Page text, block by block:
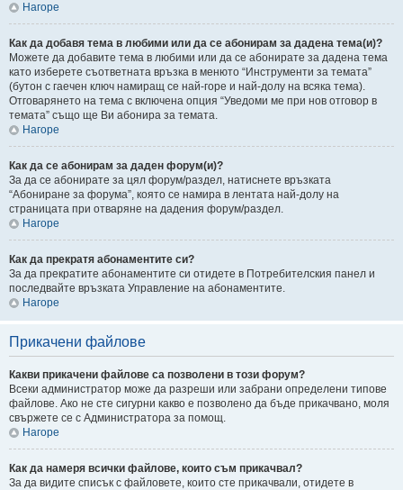
Нагоре
Как да добавя тема в любими или да се абонирам за дадена тема(и)?
Можете да добавите тема в любими или да се абонирате за дадена тема
като изберете съответната връзка в менюто “Инструменти за темата”
(бутон с гаечен ключ намиращ се най-горе и най-долу на всяка тема).
Отговарянето на тема с включена опция “Уведоми ме при нов отговор в
темата” също ще Ви абонира за темата.
Нагоре
Как да се абонирам за даден форум(и)?
За да се абонирате за цял форум/раздел, натиснете връзката
“Абониране за форума”, която се намира в лентата най-долу на
страницата при отваряне на дадения форум/раздел.
Нагоре
Как да прекратя абонаментите си?
За да прекратите абонаментите си отидете в Потребителския панел и
последвайте връзката Управление на абонаментите.
Нагоре
Прикачени файлове
Какви прикачени файлове са позволени в този форум?
Всеки администратор може да разреши или забрани определени типове
файлове. Ако не сте сигурни какво е позволено да бъде прикачвано, моля
свържете се с Администратора за помощ.
Нагоре
Как да намеря всички файлове, които съм прикачвал?
За да видите списък с файловете, които сте прикачвали, отидете в